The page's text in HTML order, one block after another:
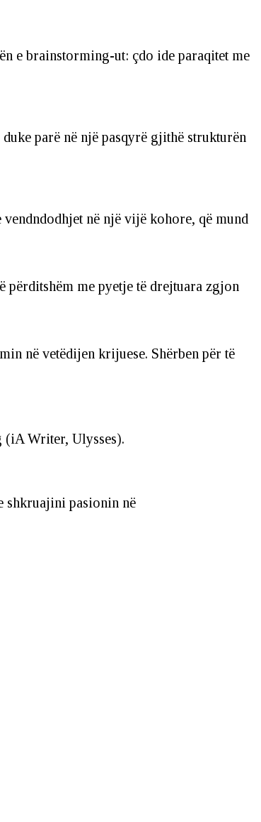
e brainstorming-ut: çdo ide paraqitet me
parë në një pasqyrë gjithë strukturën
në një vijë kohore, që mund
me pyetje të drejtuara zgjon
në vetëdijen krijuese. Shërben për të
Writer, Ulysses).
shkruajini pasionin në